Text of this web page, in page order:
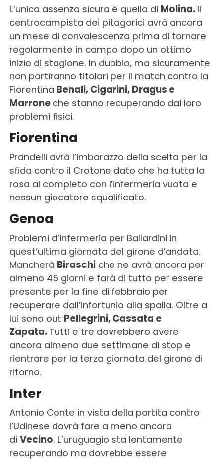
L’unica assenza sicura è quella di Molina. Il
centrocampista dei pitagorici avrà ancora
un mese di convalescenza prima di tornare
regolarmente in campo dopo un ottimo
inizio di stagione. In dubbio, ma sicuramente
non partiranno titolari per il match contro la
Fiorentina Benali, Cigarini, Dragus e
Marrone che stanno recuperando dai loro
problemi fisici.
Fiorentina
Prandelli avrà l’imbarazzo della scelta per la
sfida contro il Crotone dato che ha tutta la
rosa al completo con l’infermeria vuota e
nessun giocatore squalificato.
Genoa
Problemi d’infermeria per Ballardini in
quest’ultima giornata del girone d’andata.
Mancherà Biraschiche ne avrà ancora per
almeno 45 giorni e farà di tutto per essere
presente per la fine di febbraio per
recuperare dall’infortunio alla spalla. Oltre a
lui sono out Pellegrini, Cassata e
Zapata. Tutti e tre dovrebbero avere
ancora almeno due settimane di stop e
rientrare per la terza giornata del girone di
ritorno.
Inter
Antonio Conte in vista della partita contro
l’Udinese dovrà fare a meno ancora
di Vecino. L’uruguagio sta lentamente
recuperando ma dovrebbe essere